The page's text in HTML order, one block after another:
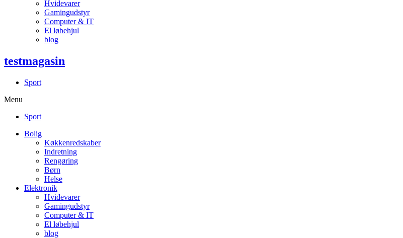
Hvidevarer
Gamingudstyr
Computer & IT
El løbehjul
blog
testmagasin
Sport
Menu
Sport
Bolig
Køkkenredskaber
Indretning
Rengøring
Børn
Helse
Elektronik
Hvidevarer
Gamingudstyr
Computer & IT
El løbehjul
blog